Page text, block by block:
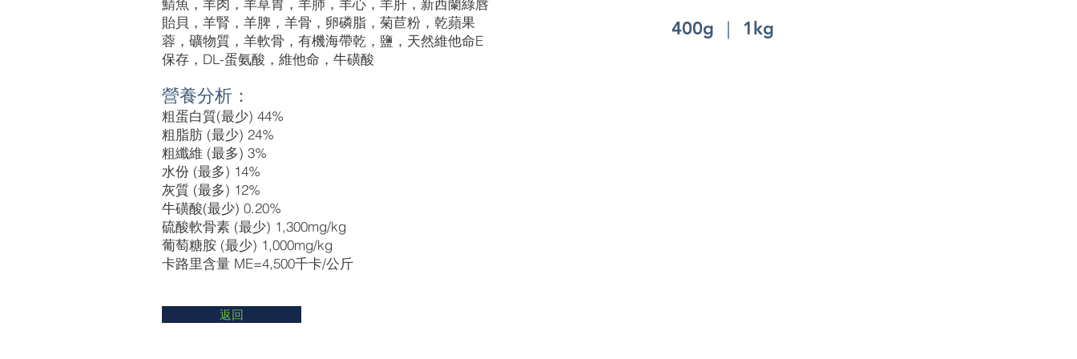
鯖魚，羊肉，羊草胃，羊肺，羊心，羊肝，新西蘭綠唇
貽貝，羊腎，羊脾，羊骨，卵磷脂，菊苣粉，乾蘋果
蓉，礦物質，羊軟骨，有機海帶乾，鹽，天然維他命E
保存，DL-蛋氨酸，維他命，牛磺酸
營養分析：
粗蛋白質(最少) 44%
粗脂肪 (最少) 24%
粗纖維 (最多) 3%
水份 (最多) 14%
灰質 (最多) 12%
牛磺酸(最少) 0.20%
硫酸軟骨素 (最少) 1,300mg/kg
葡萄糖胺 (最少) 1,000mg/kg
卡路里含量 ME=4,500千卡/公斤
400g ｜ 1kg
返回